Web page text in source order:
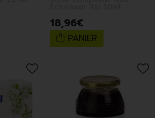
18,96€
PANIER